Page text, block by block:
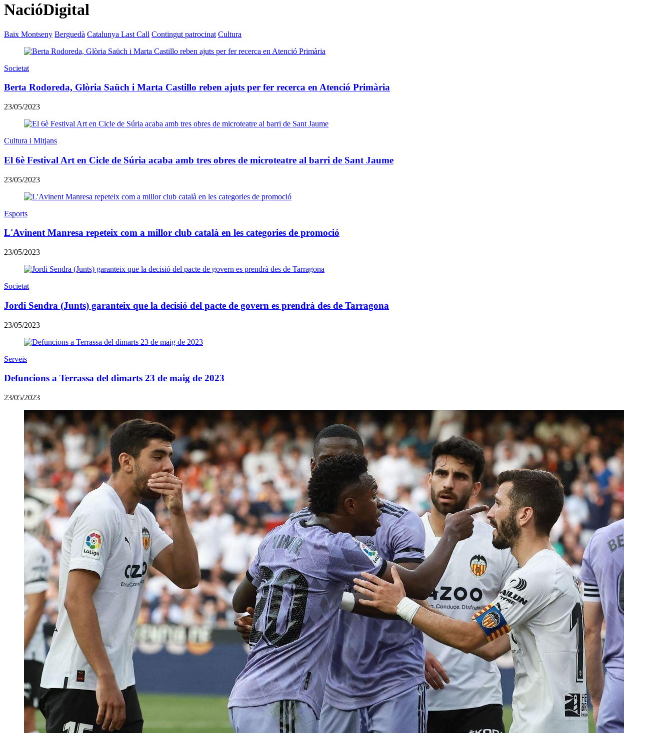
NacióDigital
Baix Montseny Berguedà Catalunya Last Call Contingut patrocinat Cultura
Societat
Berta Rodoreda, Glòria Saüch i Marta Castillo reben ajuts per fer recerca en Atenció Primària
23/05/2023
Cultura i Mitjans
El 6è Festival Art en Cicle de Súria acaba amb tres obres de microteatre al barri de Sant Jaume
23/05/2023
Esports
L'Avinent Manresa repeteix com a millor club català en les categories de promoció
23/05/2023
Societat
Jordi Sendra (Junts) garanteix que la decisió del pacte de govern es prendrà des de Tarragona
23/05/2023
Serveis
Defuncions a Terrassa del dimarts 23 de maig de 2023
23/05/2023